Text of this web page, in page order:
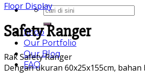
Search
for:
Shop
Our Portfolio
Our Blog
FAQ
Floor Display
Safety Ranger
Rak Safety Ranger
Dengan ukuran 60x25x155cm,